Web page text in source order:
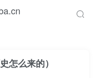
怎么来的）